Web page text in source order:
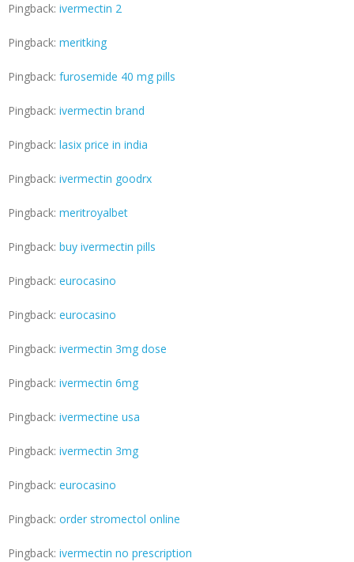
Pingback: ivermectin 2
Pingback: meritking
Pingback: furosemide 40 mg pills
Pingback: ivermectin brand
Pingback: lasix price in india
Pingback: ivermectin goodrx
Pingback: meritroyalbet
Pingback: buy ivermectin pills
Pingback: eurocasino
Pingback: eurocasino
Pingback: ivermectin 3mg dose
Pingback: ivermectin 6mg
Pingback: ivermectine usa
Pingback: ivermectin 3mg
Pingback: eurocasino
Pingback: order stromectol online
Pingback: ivermectin no prescription